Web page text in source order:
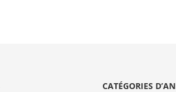
CATÉGORIES